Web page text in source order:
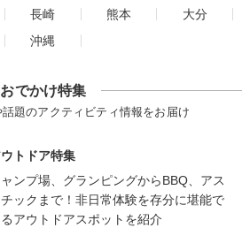
長崎 熊本
大分
沖縄
おでかけ特集
題のアクティビティ情報をお届け
トドア特集
ンプ場、グランピングからBBQ、アス
チックまで！非日常体験を存分に堪能で
るアウトドアスポットを紹介